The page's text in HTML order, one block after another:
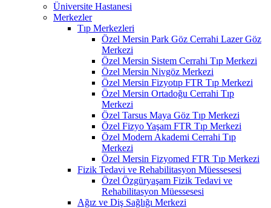
Üniversite Hastanesi
Merkezler
Tıp Merkezleri
Özel Mersin Park Göz Cerrahi Lazer Göz
Merkezi
Özel Mersin Sistem Cerrahi Tıp Merkezi
Özel Mersin Nivgöz Merkezi
Özel Mersin Fizyotıp FTR Tıp Merkezi
Özel Mersin Ortadoğu Cerrahi Tıp
Merkezi
Özel Tarsus Maya Göz Tıp Merkezi
Özel Fizyo Yaşam FTR Tıp Merkezi
Özel Modern Akademi Cerrahi Tıp
Merkezi
Özel Mersin Fizyomed FTR Tıp Merkezi
Fizik Tedavi ve Rehabilitasyon Müessesesi
Özel Özgüryaşam Fizik Tedavi ve
Rehabilitasyon Müessesesi
Ağız ve Diş Sağlığı Merkezi